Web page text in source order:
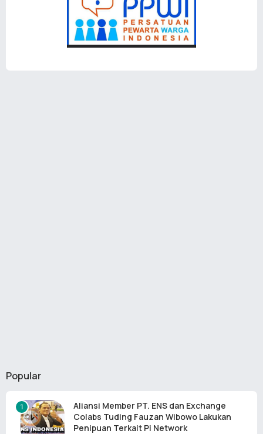
Popular
Aliansi Member PT. ENS dan Exchange
Colabs Tuding Fauzan Wibowo Lakukan
Penipuan Terkait Pi Network